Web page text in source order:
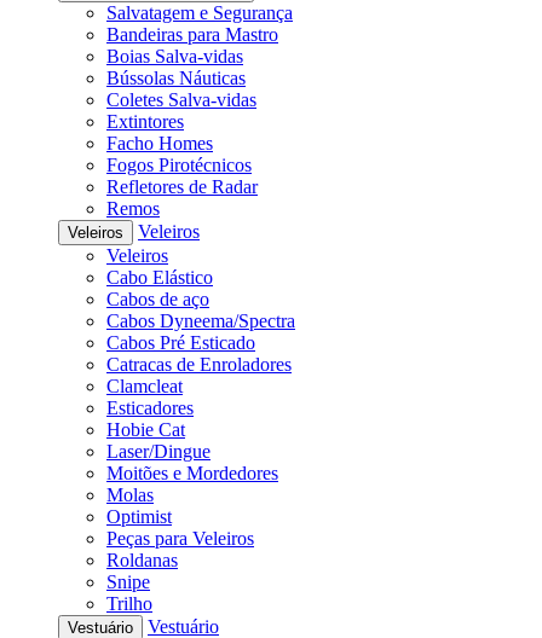
Salvatagem e Segurança
Bandeiras para Mastro
Boias Salva-vidas
Bússolas Náuticas
Coletes Salva-vidas
Extintores
Facho Homes
Fogos Pirotécnicos
Refletores de Radar
Remos
Veleiros
Veleiros
Veleiros
Cabo Elástico
Cabos de aço
Cabos Dyneema/Spectra
Cabos Pré Esticado
Catracas de Enroladores
Clamcleat
Esticadores
Hobie Cat
Laser/Dingue
Moitões e Mordedores
Molas
Optimist
Peças para Veleiros
Roldanas
Snipe
Trilho
Vestuário
Vestuário